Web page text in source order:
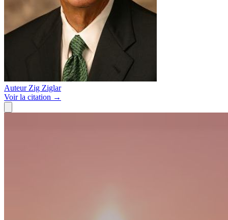
Auteur Zig Ziglar
Voirla citation →